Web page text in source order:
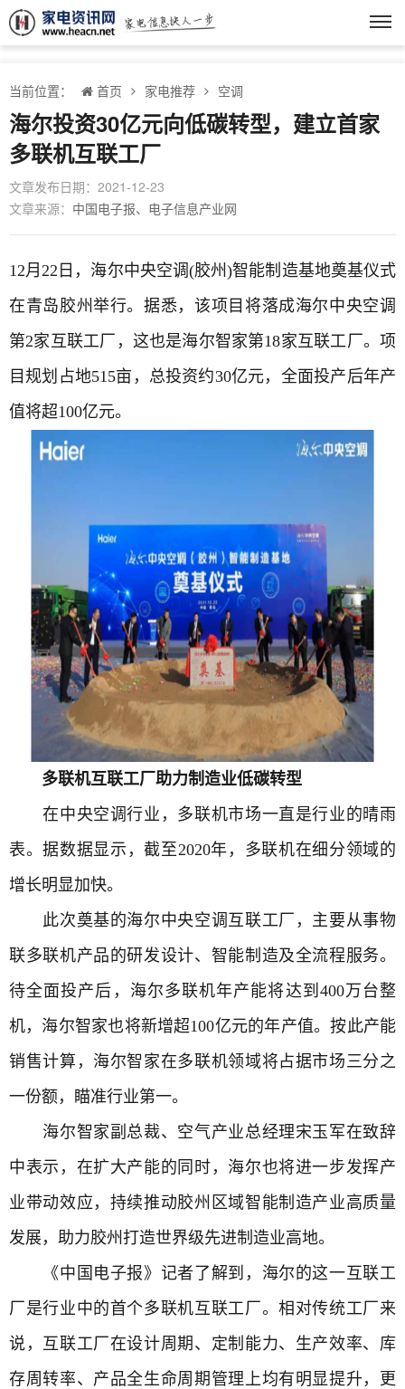
当前位置： 首页 家电推荐 空调
海尔投资30亿元向低碳转型，建立首家
多联机互联工厂
文章发布日期：2021-12-23
文章来源： 中国电子报、电子信息产业网
12月22日， 海尔中央空调(胶州)智能制造基地奠基仪式
在青岛胶州举行。据悉，该项目将落成海尔中央空调
第2家互联工厂，这也是海尔智家第18家互联工厂。项
目规划占地515亩，总投资约30亿元，全面投产后年产
值将超100亿元。
多联机互联工厂助力制造业低碳转型
在中央空调行业，多联机市场一直是行业的晴雨
表。据数据显示，截至2020年，多联机在细分领域的
增长明显加快。
此次奠基的海尔中央空调互联工厂，主要从事物
联多联机产品的研发设计、智能制造及全流程服务。
待全面投产后，海尔多联机年产能将达到400万台整
机，海尔智家也将新增超100亿元的年产值。按此产能
销售计算，海尔智家在多联机领域将占据市场三分之
一份额，瞄准行业第一。
海尔智家副总裁、空气产业总经理宋玉军在致辞
中表示，在扩大产能的同时，海尔也将进一步发挥产
业带动效应，持续推动胶州区域智能制造产业高质量
发展，助力胶州打造世界级先进制造业高地。
《中国电子报》记者了解到，海尔的这一互联工
厂是行业中的首个多联机互联工厂。相对传统工厂来
说，互联工厂在设计周期、定制能力、生产效率、库
存周转率、产品全生命周期管理上均有明显提升，更